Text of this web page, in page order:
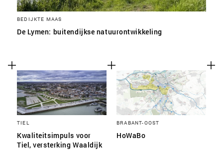
BEDIJKTE MAAS
De Lymen: buitendijkse natuurontwikkeling
TIEL
Kwaliteitsimpuls voor
Tiel, versterking Waaldijk
BRABANT-OOST
HoWaBo